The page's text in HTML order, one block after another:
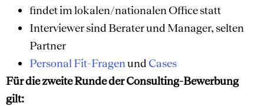
findet im lokalen/nationalen Office statt
Interviewer sind Berater und Manager, selten
Partner
Personal Fit-Fragenund Cases
Für die zweite Runde der Consulting-Bewerbung
gilt: